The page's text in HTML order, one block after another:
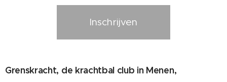
Inschrijven
Grenskracht, de krachtbal club in Menen,